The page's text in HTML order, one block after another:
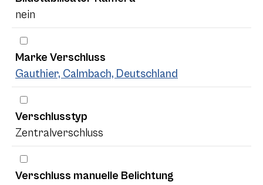
nein
Marke Verschluss
Gauthier, Calmbach, Deutschland
Verschlusstyp
Zentralverschluss
Verschluss manuelle Belichtung